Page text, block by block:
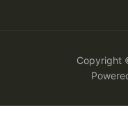
Copyright